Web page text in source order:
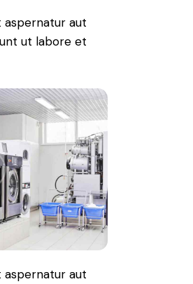
aspernatur aut
ut labore et
aspernatur aut